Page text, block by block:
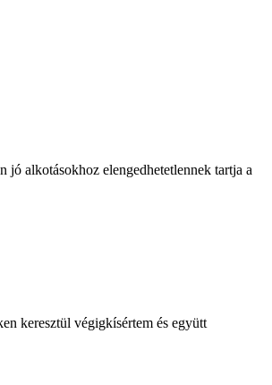
alkotásokhoz elengedhetetlennek tartja a
keresztül végigkísértem és együtt